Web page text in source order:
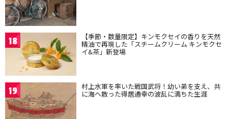
18 【季節・数量限定】キンモクセイの香りを天然
精油で再現した「スチームクリーム キンモクセ
イ&茶」新登場
19 村上水軍を率いた戦国武将！幼い弟を支え、共
に海へ散った得居通幸の波乱に満ちた生涯